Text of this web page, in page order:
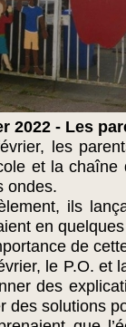
2022 - Les
les
et la
ondes.
ils
en
de
le P.O. et
des
des solutions